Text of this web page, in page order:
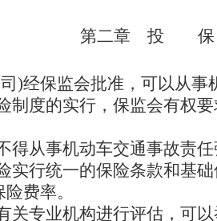
第二章 投 保
)经保监会批准，可以从事
制度的实行，保监会有权
从事机动车交通事故责任
实行统一的保险条款和基
费率。
专业机构进行评估，可以